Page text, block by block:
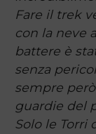
Fare il trek
con la neve
battere è
senza
sempre
guardie del
Solo le Torri